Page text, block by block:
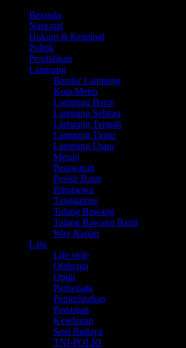
Beranda
Nasional
Hukum & Kriminal
Politik
Pendidikan
Lampung
Bandar Lampung
Kota Metro
Lampung Barat
Lampung Selatan
Lampung Tengah
Lampung Timur
Lampung Utara
Mesuji
Pesawaran
Pesisir Barat
Pringsewu
Tanggamus
Tulang Bawang
Tulang Bawang Barat
Way Kanan
Lain
Life style
Olahraga
Opini
Pariwisata
Pemerintahan
Pertanian
Kesehatan
Seni Budaya
TNI-POLRI